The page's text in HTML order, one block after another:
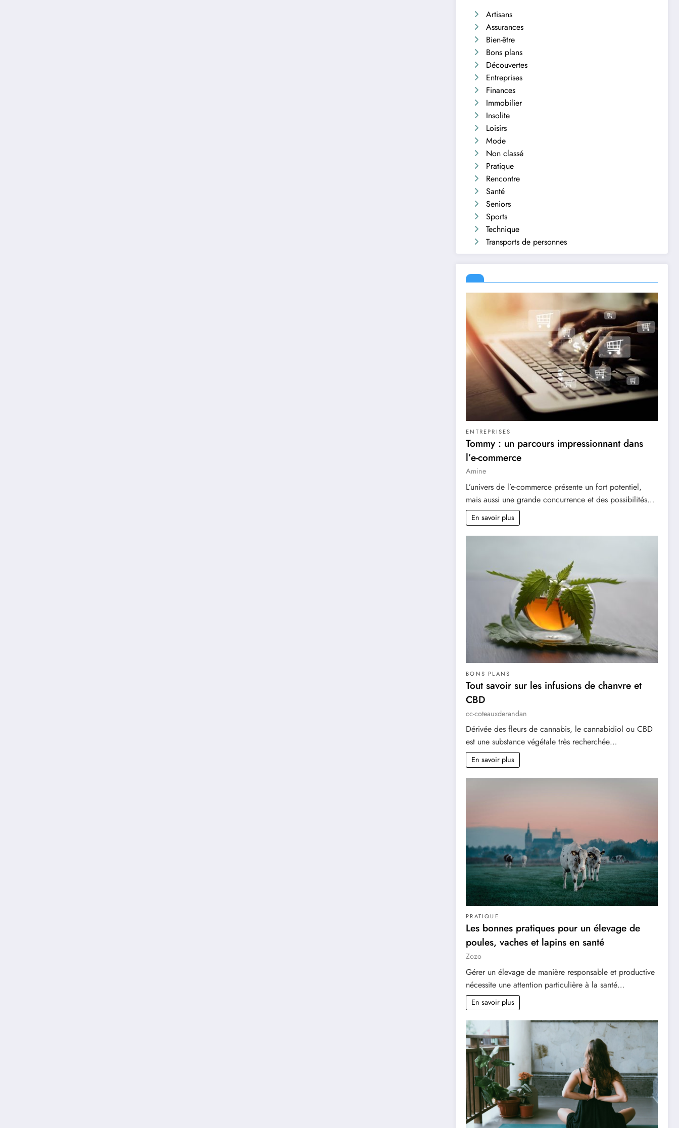
Artisans
Assurances
Bien-être
Bons plans
Découvertes
Entreprises
Finances
Immobilier
Insolite
Loisirs
Mode
Non classé
Pratique
Rencontre
Santé
Seniors
Sports
Technique
Transports de personnes
ENTREPRISES
Tommy : un parcours impressionnant dans
l’e-commerce
Amine
L’univers de l’e-commerce présente un fort potentiel,
mais aussi une grande concurrence et des possibilités…
En savoir plus
BONS PLANS
Tout savoir sur les infusions de chanvre et
CBD
cc-coteauxderandan
Dérivée des fleurs de cannabis, le cannabidiol ou CBD
est une substance végétale très recherchée…
En savoir plus
PRATIQUE
Les bonnes pratiques pour un élevage de
poules, vaches et lapins en santé
Zozo
Gérer un élevage de manière responsable et productive
nécessite une attention particulière à la santé…
En savoir plus